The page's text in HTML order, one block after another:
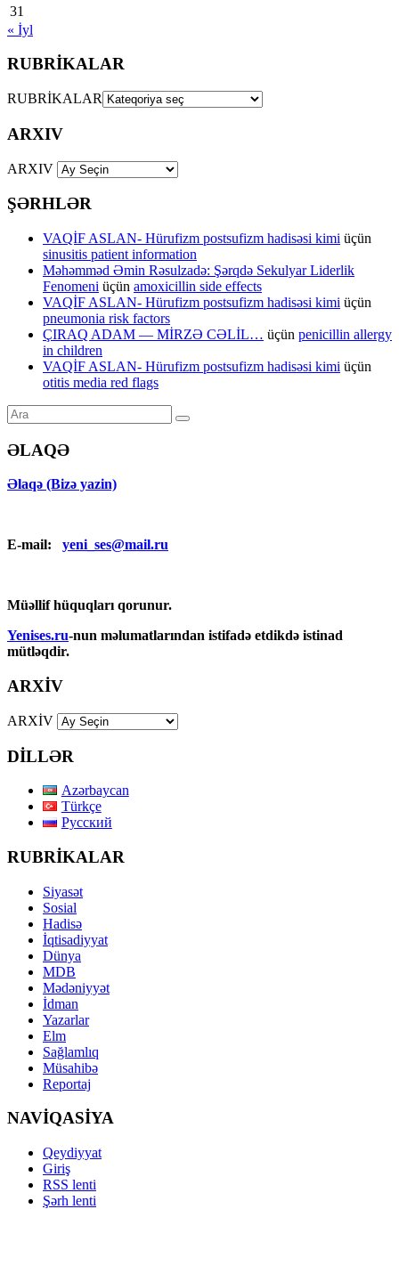
31
« İyl
RUBRİKALAR
RUBRİKALAR
ARXIV
ARXIV
ŞƏRHLƏR
VAQİF ASLAN- Hürufizm postsufizm hadisəsi kimi üçün
sinusitis patient information
Məhəmməd Əmin Rəsulzadə: Şərqdə Sekulyar Liderlik
Fenomeni üçün amoxicillin side effects
VAQİF ASLAN- Hürufizm postsufizm hadisəsi kimi üçün
pneumonia risk factors
ÇIRAQ ADAM — MİRZƏ CƏLİL… üçün penicillin allergy
in children
VAQİF ASLAN- Hürufizm postsufizm hadisəsi kimi üçün
otitis media red flags
ƏLAQƏ
Əlaqə (Bizə yazin)
E-mail: yeni_ses@mail.ru
Müəllif hüquqları qorunur.
Yenises.ru-nun məlumatlarından istifadə etdikdə istinad
mütləqdir.
ARXİV
ARXİV
DİLLƏR
Azərbaycan
Türkçe
Русский
RUBRİKALAR
Siyasət
Sosial
Hadisə
İqtisadiyyat
Dünya
MDB
Mədəniyyət
İdman
Yazarlar
Elm
Sağlamlıq
Müsahibə
Reportaj
NAVİQASİYA
Qeydiyyat
Giriş
RSS lenti
Şərh lenti